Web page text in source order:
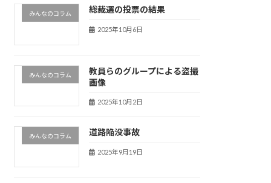
みんなのコラム 総裁選の投票の結果
2025年10月6日
みんなのコラム
教員らのグループによる盗撮
画像
2025年10月2日
みんなのコラム 道路陥没事故
2025年9月19日